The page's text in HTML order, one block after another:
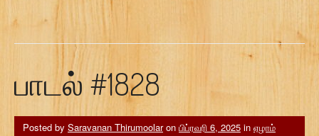
பாடல் #1828
Posted by Saravanan Thirumoolaron பிப்ரவரி 6, 2025 in ஏழாம்